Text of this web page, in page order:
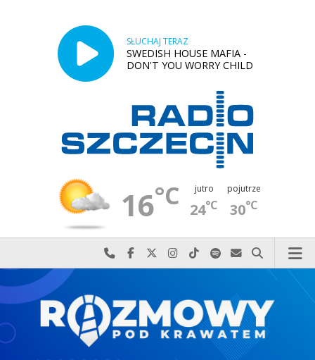
SŁUCHAJ TERAZ
SWEDISH HOUSE MAFIA -
DON'T YOU WORRY CHILD
16°C jutro
24°C
pojutrze
30°C
Najlepiej po prostu do nas zadzwoń
Odwiedź nas na Facebook-u
Odwiedź nas na X
Odwiedź nas na Instagram-ie
Odwiedź nas na TikTok-u
Szukaj nas na Spotify
Wyślij do nas
Szukaj